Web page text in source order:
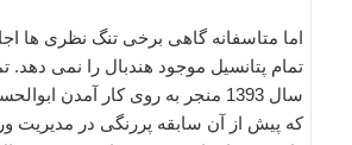
اما متاسفانه گاهی برخی تنگ نظری ها
تمام پتانسیل موجود هندبال را نمی دهد.
سال 1393 منجر به روی کار آمدن
که پیش از آن سابقه پررنگی در مدیریت